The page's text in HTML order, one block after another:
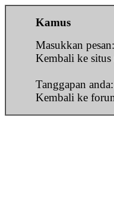
Kamus
Masukkan pesan:
Kembali ke
Tanggapan anda:
Kembali ke